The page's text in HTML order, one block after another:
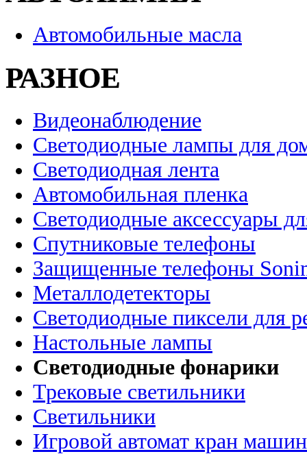
Автомобильные масла
РАЗНОЕ
Видеонаблюдение
Светодиодные лампы для
Светодиодная лента
Автомобильная пленка
Светодиодные аксессуары
Спутниковые телефоны
Защищенные телефоны
Металлодетекторы
Светодиодные пиксели для
Настольные лампы
Светодиодные фонарики
Трековые светильники
Светильники
Игровой автомат кран